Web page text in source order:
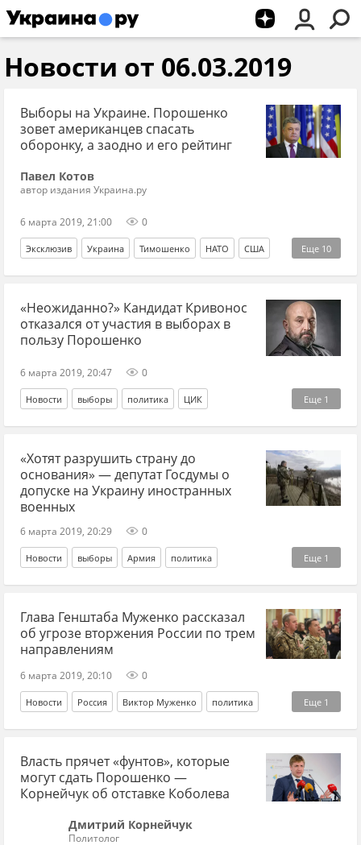
Новости от 06.03.2019
Выборы на Украине. Порошенко
зовет американцев спасать
оборонку, а заодно и его рейтинг
Павел Котов
автор издания Украина.ру
6 марта 2019, 21:00 0
Еще 10
Эксклюзив Украина Тимошенко НАТО США
Россия Суд Виктор Муженко Госдеп США
Арсен Аваков Коболев президентские выборы
Укроборонпром Петр Порошенко*
«Неожиданно?» Кандидат Кривонос
отказался от участия в выборах в
пользу Порошенко
6 марта 2019, 20:47 0
Еще 1
Новости выборы политика ЦИК
Петр Порошенко*
«Хотят разрушить страну до
основания» — депутат Госдумы о
допуске на Украину иностранных
военных
6 марта 2019, 20:29 0
Еще 1
Новости выборы Армия политика
Петр Порошенко*
Глава Генштаба Муженко рассказал
об угрозе вторжения России по трем
направлениям
6 марта 2019, 20:10 0
Еще 1
Новости Россия Виктор Муженко политика
провокация
Власть прячет «фунтов», которые
могут сдать Порошенко —
Корнейчук об отставке Коболева
Дмитрий Корнейчук
Политолог